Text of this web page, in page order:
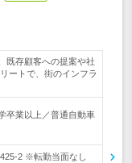
既存顧客への提案や社
ートで、街のインフラ
卒業以上／普通自動車
2 ※転勤当面なし